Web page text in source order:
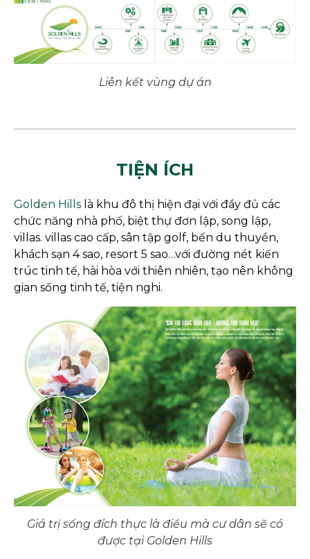
Liên kết vùng dự án
TIỆN ÍCH
Golden Hills là khu đô thị hiện đại với đầy đủ các
chức năng nhà phố, biệt thự đơn lập, song lập,
villas. villas cao cấp, sân tập golf, bến du thuyền,
khách sạn 4 sao, resort 5 sao…với đường nét kiến
trúc tinh tế, hài hòa với thiên nhiên, tạo nên không
gian sống tinh tế, tiện nghi.
Giá trị sống đích thực là điều mà cư dân sẽ có
được tại Golden Hills